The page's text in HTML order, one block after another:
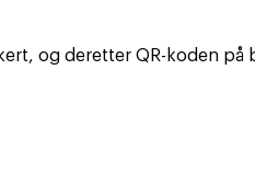
og deretter QR-koden på